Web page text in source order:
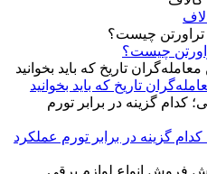
چیست؟
گزینه در برابر تورم عملکرد